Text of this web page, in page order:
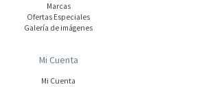
Marcas
Ofertas Especiales
Galería de imágenes
Mi Cuenta
Mi Cuenta